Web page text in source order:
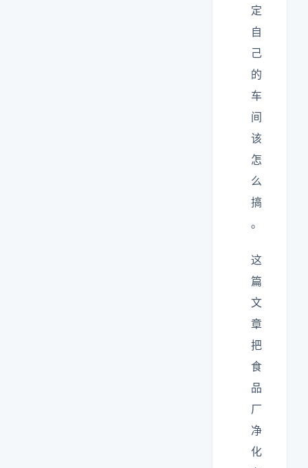
定
自
己
的
车
间
该
怎
么
搞
。
这
篇
文
章
把
食
品
厂
净
化